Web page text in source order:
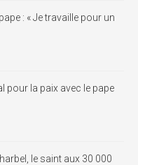
: « Je travaille pour un
pour la paix avec le pape
le saint aux 30 000